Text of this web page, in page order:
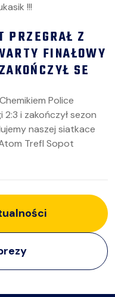
PRZEGRAŁ Z
FINAŁOWY
SE
Police
2:3 i zakończył sezon
naszej siatkace
Trefl Sopot